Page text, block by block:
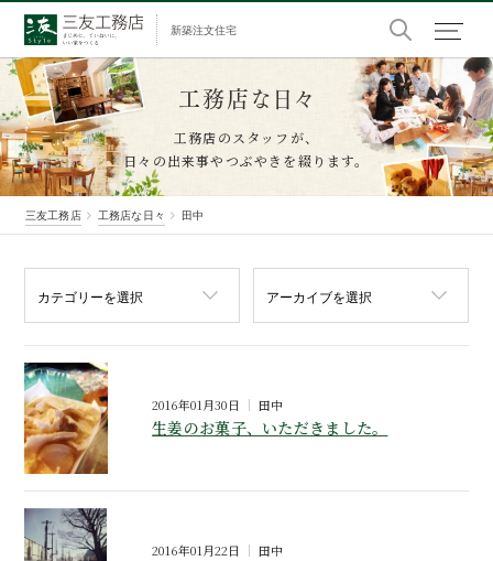
新築注文住宅
工務店な日々
工務店のスタッフが、
日々の出来事やつぶやきを綴ります。
三友工務店 工務店な日々 田中
2016年01月30日 田中
生姜のお菓子、いただきました。
2016年01月22日 田中